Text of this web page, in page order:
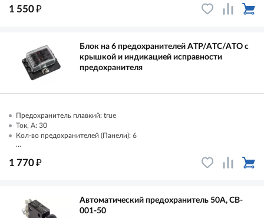
1 550₽
Блок на 6 предохранителей ATP/ATC/ATO с
крышкой и индикацией исправности
предохранителя
Предохранитель плавкий: true
Ток, А: 30
Кол-во предохранителей (Панели): 6
...
1 770₽
Автоматический предохранитель 50А, CB-
001-50